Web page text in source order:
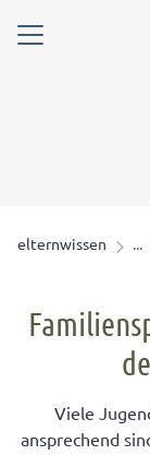
elternwissen
Viele
ansprechend